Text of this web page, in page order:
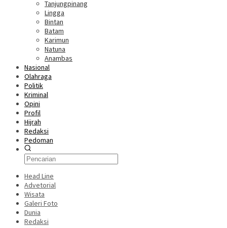
Tanjungpinang
Lingga
Bintan
Batam
Karimun
Natuna
Anambas
Nasional
Olahraga
Politik
Kriminal
Opini
Profil
Hijrah
Redaksi
Pedoman
Head Line
Advetorial
Wisata
Galeri Foto
Dunia
Redaksi